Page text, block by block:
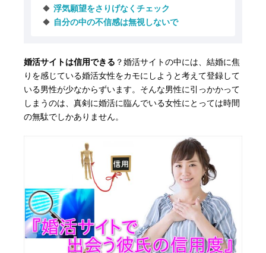
浮気願望をさりげなくチェック
自分の中の不信感は無視しないで
婚活サイトは信用できる ？婚活サイトの中には、結婚に焦
りを感じている婚活女性をカモにしようと考えて登録して
いる男性が少なからずいます。そんな男性に引っかかって
しまうのは、真剣に婚活に臨んでいる女性にとっては時間
の無駄でしかありません。